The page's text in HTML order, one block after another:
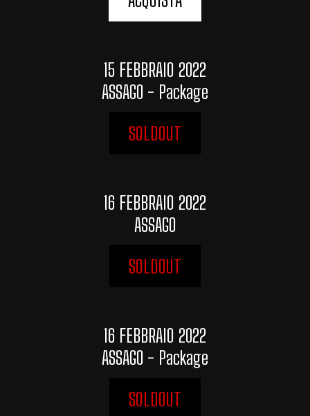
15 FEBBRAIO 2022
ASSAGO - Package
SOLDOUT
16 FEBBRAIO 2022
ASSAGO
SOLDOUT
16 FEBBRAIO 2022
ASSAGO - Package
SOLDOUT